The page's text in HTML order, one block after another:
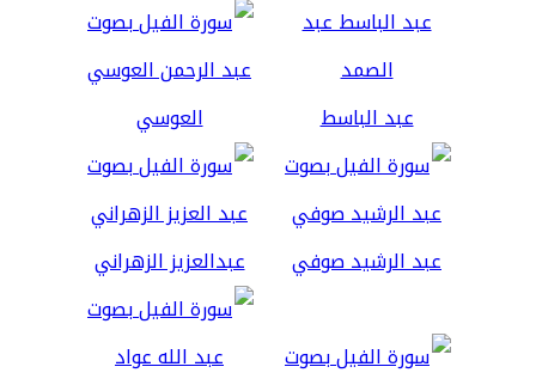
عبد الباسط العوسي
عبد الرشيد صوفي عبدالعزيز الزهراني